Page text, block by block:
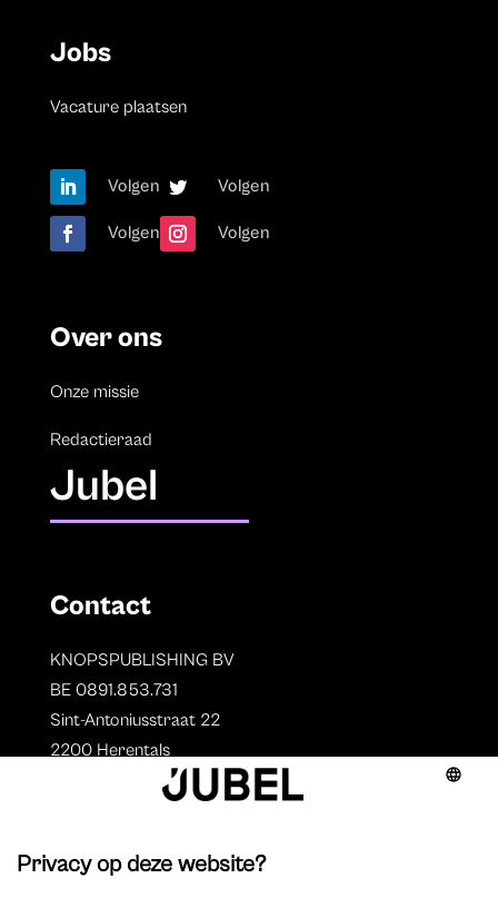
Jobs
Vacature plaatsen
Volgen Volgen
Volgen Volgen
Over ons
Onze missie
Redactieraad
Jubel
Contact
KNOPSPUBLISHING BV
BE 0891.853.731
Sint-Antoniusstraat 22
2200 Herentals
Auteurs